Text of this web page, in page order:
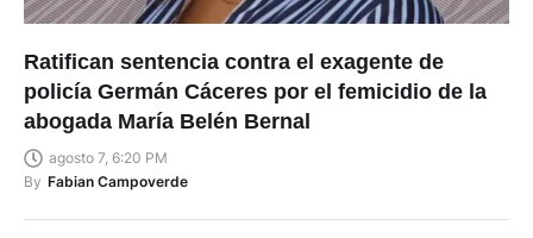
Ratifican sentencia contra el exagente de
policía Germán Cáceres por el femicidio de la
abogada María Belén Bernal
agosto 7, 6:20 PM
By Fabian Campoverde